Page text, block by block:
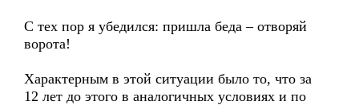
С тех пор я убедился: пришла беда – отворяй
ворота!
Характерным в этой ситуации было то, что за
12 лет до этого в аналогичных условиях и по